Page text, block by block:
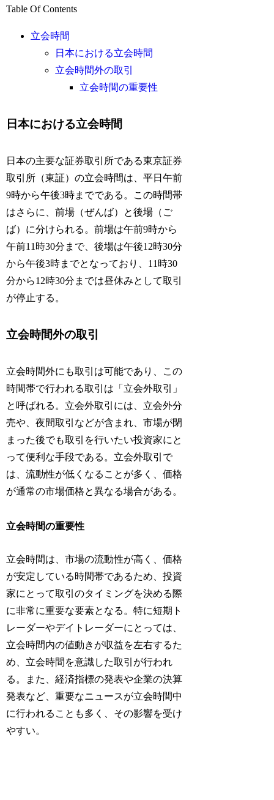
Table Of Contents
立会時間
日本における立会時間
立会時間外の取引
立会時間の重要性
日本における立会時間
日本の主要な証券取引所である東京証券
取引所（東証）の立会時間は、平日午前
9時から午後3時までである。この時間帯
はさらに、前場（ぜんば）と後場（ご
ば）に分けられる。前場は午前9時から
午前11時30分まで、後場は午後12時30分
から午後3時までとなっており、11時30
分から12時30分までは昼休みとして取引
が停止する。
立会時間外の取引
立会時間外にも取引は可能であり、この
時間帯で行われる取引は「立会外取引」
と呼ばれる。立会外取引には、立会外分
売や、夜間取引などが含まれ、市場が閉
まった後でも取引を行いたい投資家にと
って便利な手段である。立会外取引で
は、流動性が低くなることが多く、価格
が通常の市場価格と異なる場合がある。
立会時間の重要性
立会時間は、市場の流動性が高く、価格
が安定している時間帯であるため、投資
家にとって取引のタイミングを決める際
に非常に重要な要素となる。特に短期ト
レーダーやデイトレーダーにとっては、
立会時間内の値動きが収益を左右するた
め、立会時間を意識した取引が行われ
る。また、経済指標の発表や企業の決算
発表など、重要なニュースが立会時間中
に行われることも多く、その影響を受け
やすい。